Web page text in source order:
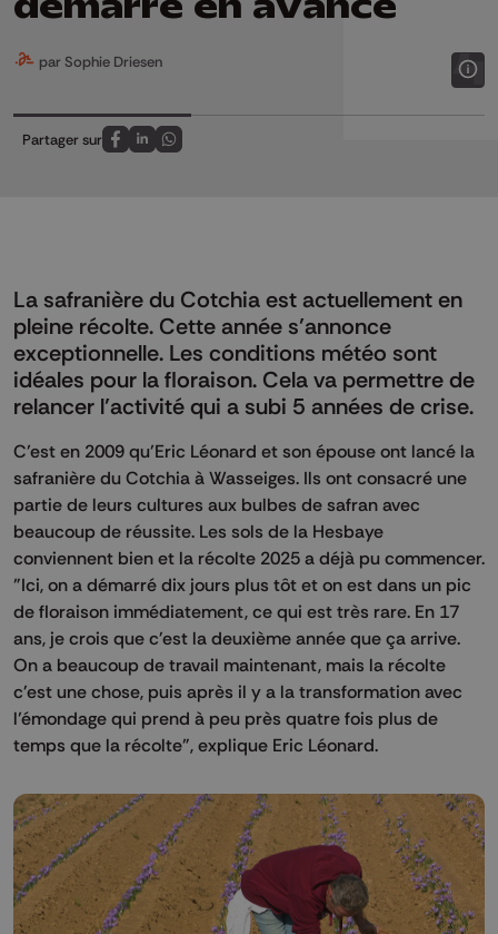
par Sophie Driesen
Partager sur
Partagez sur FaceBook
Partagez sur LinkedIn
Partagez sur Whatsapp
La safranière du Cotchia est actuellement en
pleine récolte. Cette année s’annonce
exceptionnelle. Les conditions météo sont
idéales pour la floraison. Cela va permettre de
relancer l’activité qui a subi 5 années de crise.
C’est en 2009 qu’Eric Léonard et son épouse ont lancé la
safranière du Cotchia à Wasseiges. Ils ont consacré une
partie de leurs cultures aux bulbes de safran avec
beaucoup de réussite. Les sols de la Hesbaye
conviennent bien et la récolte 2025 a déjà pu commencer.
"Ici, on a démarré dix jours plus tôt et on est dans un pic
de floraison immédiatement, ce qui est très rare. En 17
ans, je crois que c'est la deuxième année que ça arrive.
On a beaucoup de travail maintenant, mais la récolte
c'est une chose, puis après il y a la transformation avec
l’émondage qui prend à peu près quatre fois plus de
temps que la récolte", explique Eric Léonard.